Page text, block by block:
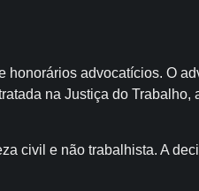
advocatícios. O
na Justiça do
civil e não trabalhista. A